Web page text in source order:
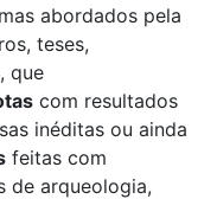
abordados pela
teses,
que
com resultados
inéditas ou ainda
feitas com
de arqueologia,